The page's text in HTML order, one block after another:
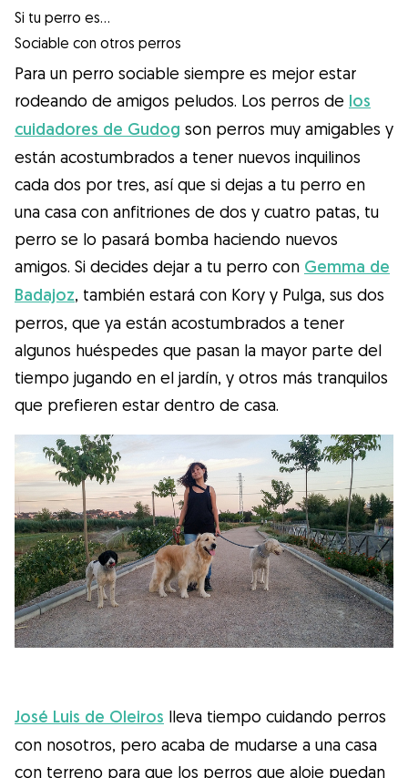
Si tu perro es…
Sociable con otros perros
Para un perro sociable siempre es mejor estar
rodeando de amigos peludos. Los perros de los
cuidadores de Gudog son perros muy amigables y
están acostumbrados a tener nuevos inquilinos
cada dos por tres, así que si dejas a tu perro en
una casa con anfitriones de dos y cuatro patas, tu
perro se lo pasará bomba haciendo nuevos
amigos. Si decides dejar a tu perro con Gemma de
Badajoz, también estará con Kory y Pulga, sus dos
perros, que ya están acostumbrados a tener
algunos huéspedes que pasan la mayor parte del
tiempo jugando en el jardín, y otros más tranquilos
que prefieren estar dentro de casa.
José Luis de Oleiros lleva tiempo cuidando perros
con nosotros, pero acaba de mudarse a una casa
con terreno para que los perros que aloje puedan